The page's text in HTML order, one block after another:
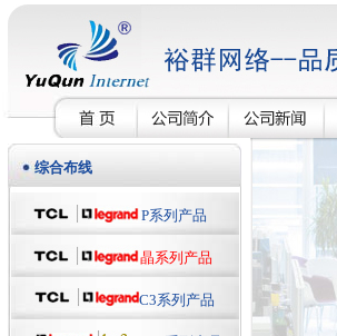
综合布线
P系列产品
晶系列产品
C3系列产品